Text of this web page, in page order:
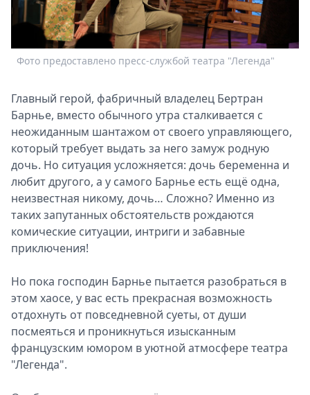
2026
Скачай
Metro
Фото предоставлено пресс-службой театра "Легенда"
Главный герой, фабричный владелец Бертран
Барнье, вместо обычного утра сталкивается с
неожиданным шантажом от своего управляющего,
который требует выдать за него замуж родную
дочь. Но ситуация усложняется: дочь беременна и
любит другого, а у самого Барнье есть ещё одна,
неизвестная никому, дочь… Сложно? Именно из
таких запутанных обстоятельств рождаются
комические ситуации, интриги и забавные
приключения!
Но пока господин Барнье пытается разобраться в
этом хаосе, у вас есть прекрасная возможность
отдохнуть от повседневной суеты, от души
посмеяться и проникнуться изысканным
французским юмором в уютной атмосфере театра
"Легенда".